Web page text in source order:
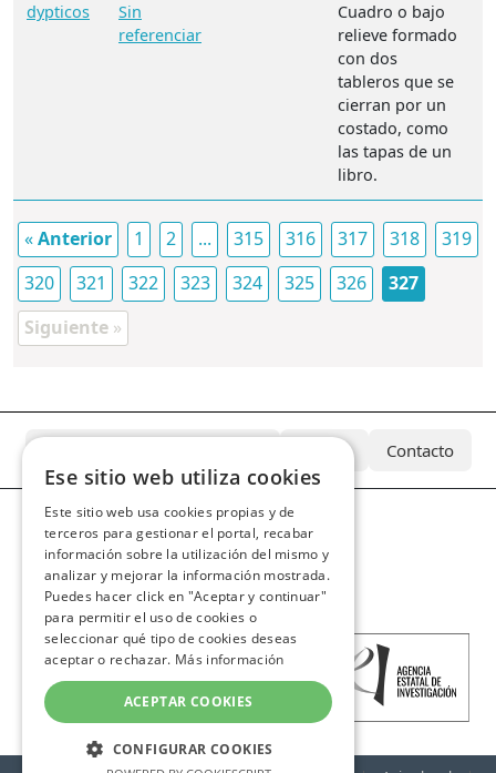
dypticos
Sin
referenciar
Cuadro o bajo
relieve formado
con dos
tableros que se
cierran por un
costado, como
las tapas de un
libro.
«Anterior 1 2 ... 315 316 317 318
319
320
321 322 323 324 325 326
327
Siguiente »
Equipo Contacto
Ese sitio web utiliza cookies
Este sitio web usa cookies propias y de
terceros para gestionar el portal, recabar
información sobre la utilización del mismo y
analizar y mejorar la información mostrada.
Puedes hacer click en "Aceptar y continuar"
para permitir el uso de cookies o
seleccionar qué tipo de cookies deseas
aceptar o rechazar. Más información
ACEPTAR COOKIES
CONFIGURAR COOKIES